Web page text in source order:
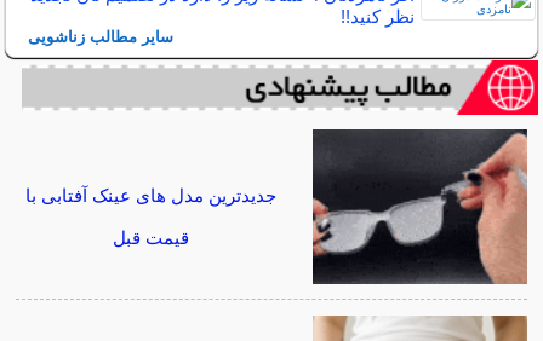
نظر کنید!!
سایر مطالب زناشویی
جدیدترین مدل های عینک آفتابی با
قیمت قبل